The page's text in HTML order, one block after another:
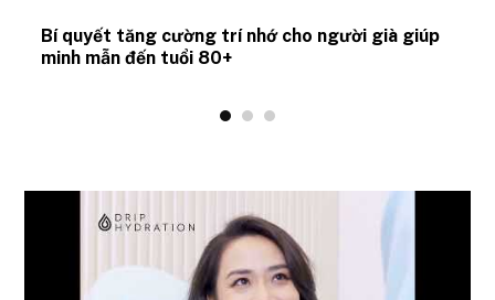
Bí quyết tăng cường trí nhớ cho người già giúp
minh mẫn đến tuổi 80+